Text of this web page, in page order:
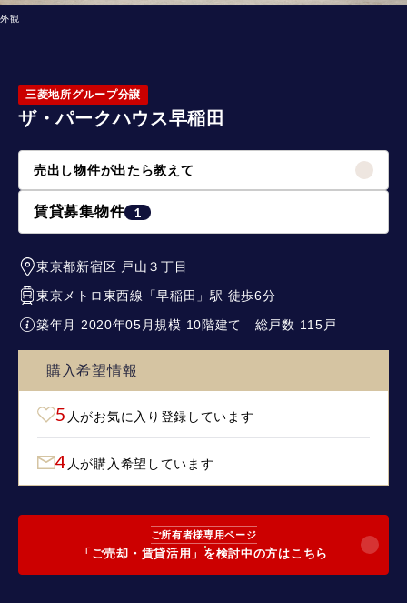
外観
三菱地所グループ分譲
ザ・パークハウス早稲田
売出し物件が出たら教えて
賃貸募集物件 1
東京都新宿区 戸山３丁目
東京メトロ東西線
「早稲田 」駅 徒歩6分
築年月 2020年05月規模 10階建て 総戸数 115戸
購入希望情報
5 人がお気に入り登録しています
4 人が購入希望しています
ご所有者様専用ページ
「ご売却・賃貸活用」を検討中の方はこちら